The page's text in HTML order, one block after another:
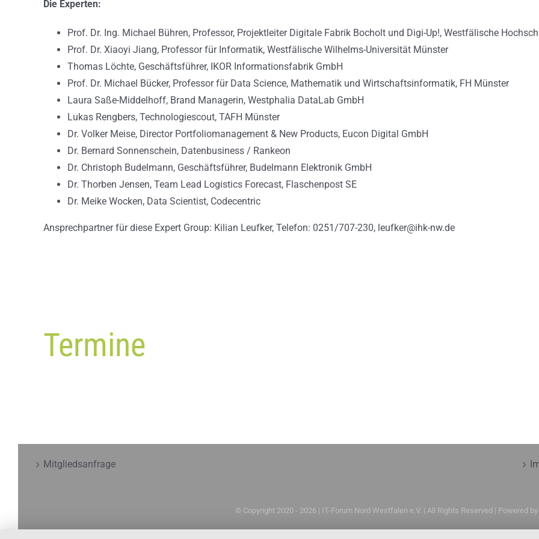
Die Experten:
Prof. Dr. Ing. Michael Bühren​, Professor, Projektleiter Digitale Fabrik Bocholt und Digi-Up!,​ Westfälische
Prof. Dr. Xiaoyi Jiang​, Professor für Informatik,​ Westfälische Wilhelms-Universität Münster
Thomas Löchte​, Geschäftsführer, ​IKOR Informationsfabrik GmbH
Prof. Dr. Michael Bücker​, Professor für Data Science, Mathematik und Wirtschaftsinformatik,​ FH Münster
Laura Saße-Middelhoff​, Brand Managerin,​ Westphalia DataLab GmbH
Lukas Rengbers​, Technologiescout​, TAFH Münster
Dr. Volker Meise​, Director Portfoliomanagement & New Products, Eucon Digital GmbH
Dr. Bernard Sonnenschein​, Datenbusiness / Rankeon
Dr. Christoph Budelmann​, Geschäftsführer, ​Budelmann Elektronik GmbH
Dr. Thorben Jensen​, Team Lead Logistics Forecast, ​Flaschenpost SE
Dr. Meike Wocken​, Data Scientist​, Codecentric
Ansprechpartner für diese Expert Group: Kilian Leufker, Telefon: 0251/707-230, leufker@ihk-nw.de
Termine
Mitgliedsanfrage
© Copyright 2020 - 2026 | IT-Forum Nord Westfalen e.V. | All Rights Reserved | Powered by